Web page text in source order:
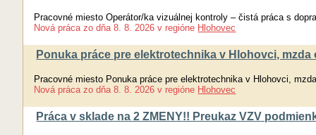
Pracovné miesto Operátor/ka vizuálnej kontroly – čistá práca s
Nová práca zo dňa 8. 8. 2026 v regióne Hlohovec
Ponuka práce pre elektrotechnika v Hlohovci, mzda
Pracovné miesto Ponuka práce pre elektrotechnika v Hlohovci,
Nová práca zo dňa 8. 8. 2026 v regióne Hlohovec
Práca v sklade na 2 ZMENY!! Preukaz VZV